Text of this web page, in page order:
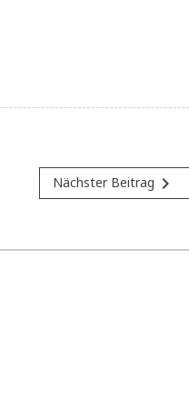
Nächster Beitrag navigate_next